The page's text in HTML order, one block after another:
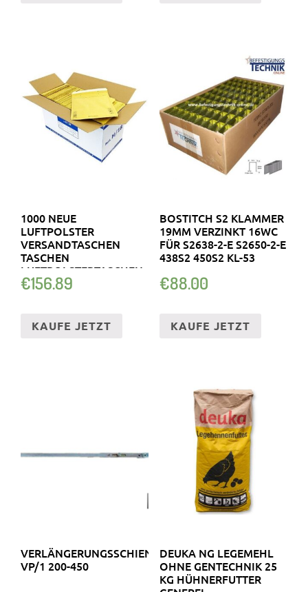
1000 NEUE
LUFTPOLSTER
VERSANDTASCHEN
TASCHEN
LUFTPOLSTERTASCHEN
GR. H / 8 BRAUN
€156.89
KAUFE JETZT
BOSTITCH S2 KLAMMER
19MM VERZINKT 16WC
FÜR S2638-2-E S2650-2-E
438S2 450S2 KL-53
€88.00
KAUFE JETZT
VERLÄNGERUNGSSCHIENEN
VP/1 200-450
DEUKA NG LEGEMEHL
OHNE GENTECHNIK 25
KG HÜHNERFUTTER